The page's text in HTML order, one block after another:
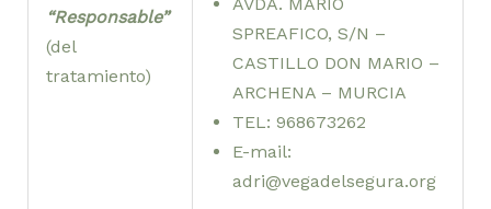
“Responsable”
(del
tratamiento)
SPREAFICO, S/N –
CASTILLO DON MARIO –
ARCHENA – MURCIA
TEL: 968673262
E-mail:
adri@vegadelsegura.org